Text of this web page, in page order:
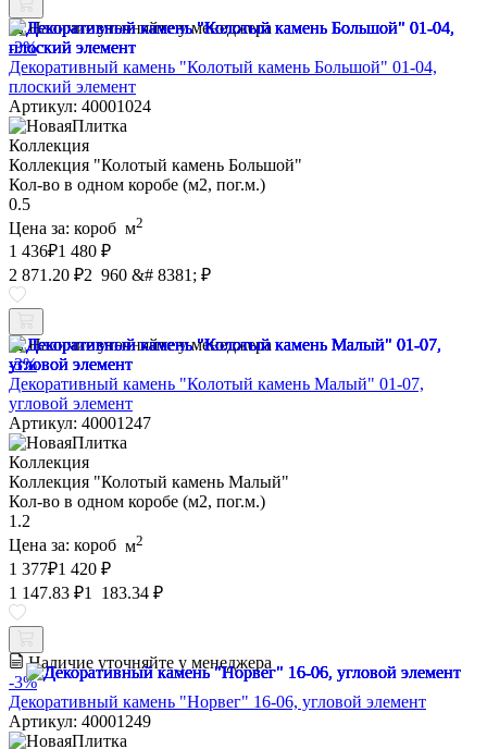
Наличие уточняйте у менеджера
-3%
Декоративный камень "Колотый камень Большой" 01-04,
плоский элемент
Артикул: 40001024
Коллекция
Коллекция "Колотый камень Большой"
Кол-во в одном коробе (м2, пог.м.)
0.5
Цена за: короб м2
1 436₽1 480 ₽
2 871.20 ₽2 960 &# 8381; ₽
Наличие уточняйте у менеджера
-3%
Декоративный камень "Колотый камень Малый" 01-07,
угловой элемент
Артикул: 40001247
Коллекция
Коллекция "Колотый камень Малый"
Кол-во в одном коробе (м2, пог.м.)
1.2
Цена за: короб м2
1 377₽1 420 ₽
1 147.83 ₽1 183.34 ₽
Наличие уточняйте у менеджера
-3%
Декоративный камень "Норвег" 16-06, угловой элемент
Артикул: 40001249